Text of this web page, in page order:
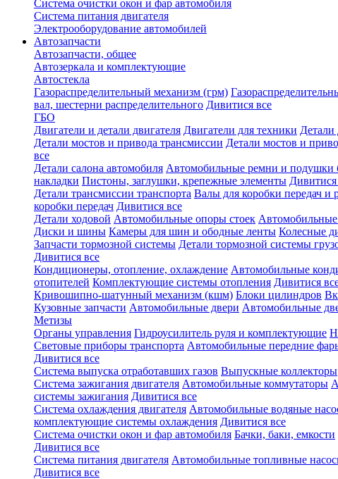
Система очистки окон и фар автомобиля
Система питания двигателя
Электрооборудование автомобилей
Автозапчасти
Автозапчасти, общее
Автозеркала и комплектующие
Автостекла
Газораспределительный механизм (грм)
вал, шестерни распределительного Дивитися все
ГБО
Двигатели и детали двигателя Двигатели для техники Детали
Детали мостов и привода трансмиссии Детали мостов и
все
Детали салона автомобиля Автомобильные ремни и подушки
накладки Пистоны, заглушки, крепежные элементы Дивитися
Детали трансмиссии транспорта Валы для коробки передач и
коробки передач Дивитися все
Детали ходовой Автомобильные опоры стоек
Диски и шины Камеры для шин и ободные ленты Колесные
Запчасти тормозной системы Детали тормозной системы
Дивитися все
Кондиционеры, отопление, охлаждение Автомобильные
отопителей Комплектующие системы отопления Дивитися
Кривошипно-шатунный механизм (кшм) Блоки цилиндров
Кузовные запчасти Автомобильные двери Автомобильные
Метизы
Органы управления Гидроусилитель руля и комплектующие
Световые приборы транспорта Автомобильные передние
Дивитися все
Система выпуска отработавших газов Выпускные коллекторы
Система зажигания двигателя Автомобильные коммутаторы
системы зажигания Дивитися все
Система охлаждения двигателя Автомобильные водяные
комплектующие системы охлаждения Дивитися все
Система очистки окон и фар автомобиля Бачки, баки, емкости
Дивитися все
Система питания двигателя Автомобильные топливные
Дивитися все